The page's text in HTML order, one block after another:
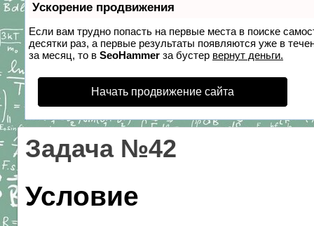
Ускорение продвижения
Если вам трудно попасть на первые места в поиске
десятки раз, а первые результаты появляются уже в
за месяц, то в SeoHammer за бустер вернут деньги.
Начать продвижение сайта
Задача №42
Условие